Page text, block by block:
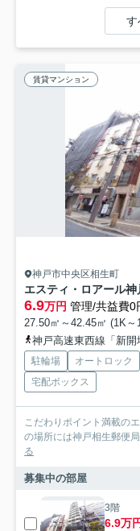
す
賃貸マンション
神戸市中央区相生町
エスティ・ロアール神
6.9万円 管理/共益費0
27.50㎡～42.45㎡ (1K
神戸高速東西線「新
駐輪場 オートロック
宅配ボックス
こだわりポイント満載の
の場所には神戸相生郵便
る
募集中の部屋
3階
6.9万